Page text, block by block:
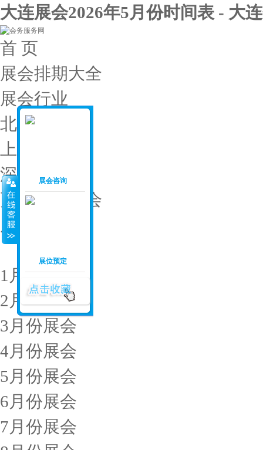
大连展会2026年5月份时间表 - 大
首 页
展会排期大全
展会行业
北京展会
上海展会
深圳展会
更多城市展会
展会投稿
展会月份
1月份展会
2月份展会
3月份展会
4月份展会
5月份展会
6月份展会
7月份展会
展会咨询
展位预定